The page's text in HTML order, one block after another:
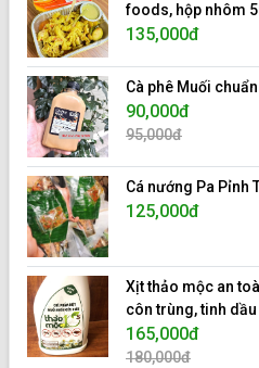
foods, hộp nhôm
135,000đ
Cà phê Muối
90,000đ
95,000đ
Cá nướng Pa Pỉnh
125,000đ
Xịt thảo mộc an
côn trùng, tinh
hiệu 10s.
165,000đ
180,000đ